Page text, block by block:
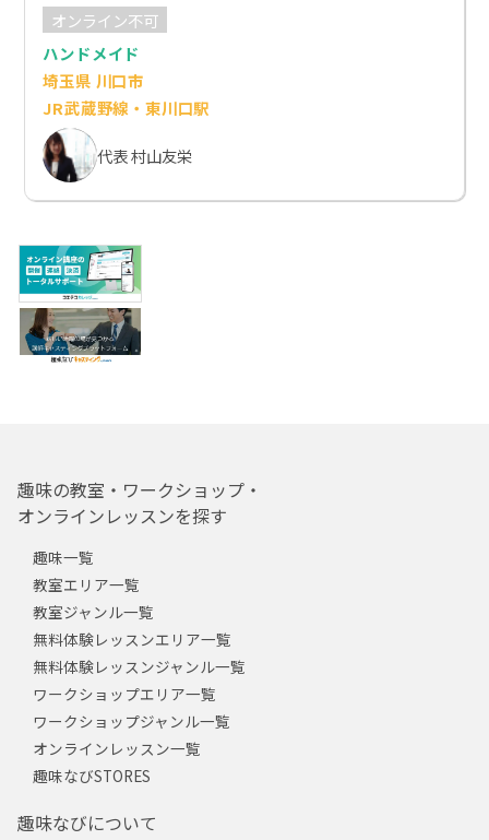
オンライン不可
ハンドメイド
埼玉県 川口市
JR武蔵野線・東川口駅
代表 村山友栄
趣味の教室・ワークショップ・
オンラインレッスンを探す
趣味一覧
教室エリア一覧
教室ジャンル一覧
無料体験レッスンエリア一覧
無料体験レッスンジャンル一覧
ワークショップエリア一覧
ワークショップジャンル一覧
オンラインレッスン一覧
趣味なびSTORES
趣味なびについて